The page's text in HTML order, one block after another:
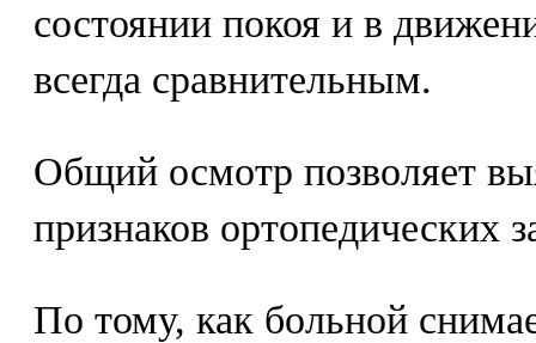
состоянии покоя и в
всегда сравнительным.
Общий осмотр позволяет
признаков ортопедических
По тому, как больной